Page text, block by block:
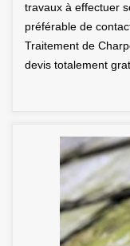
travaux à effectuer
préférable de
Traitement de
devis totalement